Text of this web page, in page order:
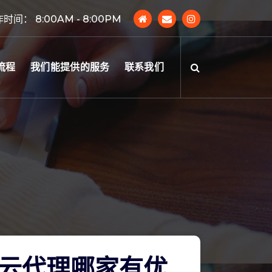
时间： 8:00AM - 8:00PM
程 我们能提供的服务 联系我们